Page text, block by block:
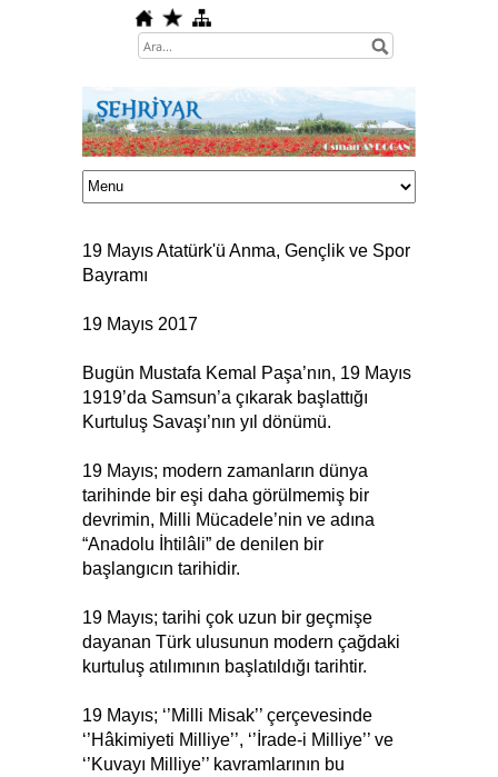
19 Mayıs Atatürk'ü Anma, Gençlik ve Spor
Bayramı
19 Mayıs 2017
Bugün Mustafa Kemal Paşa’nın, 19 Mayıs
1919’da Samsun’a çıkarak başlattığı
Kurtuluş Savaşı’nın yıl dönümü.
19 Mayıs; modern zamanların dünya
tarihinde bir eşi daha görülmemiş bir
devrimin, Milli Mücadele’nin ve adına
“Anadolu İhtilâli” de denilen bir
başlangıcın tarihidir.
19 Mayıs; tarihi çok uzun bir geçmişe
dayanan Türk ulusunun modern çağdaki
kurtuluş atılımının başlatıldığı tarihtir.
19 Mayıs; ‘’Milli Misak’’ çerçevesinde
‘’Hâkimiyeti Milliye’’, ‘’İrade-i Milliye’’ ve
‘’Kuvayı Milliye’’ kavramlarının bu